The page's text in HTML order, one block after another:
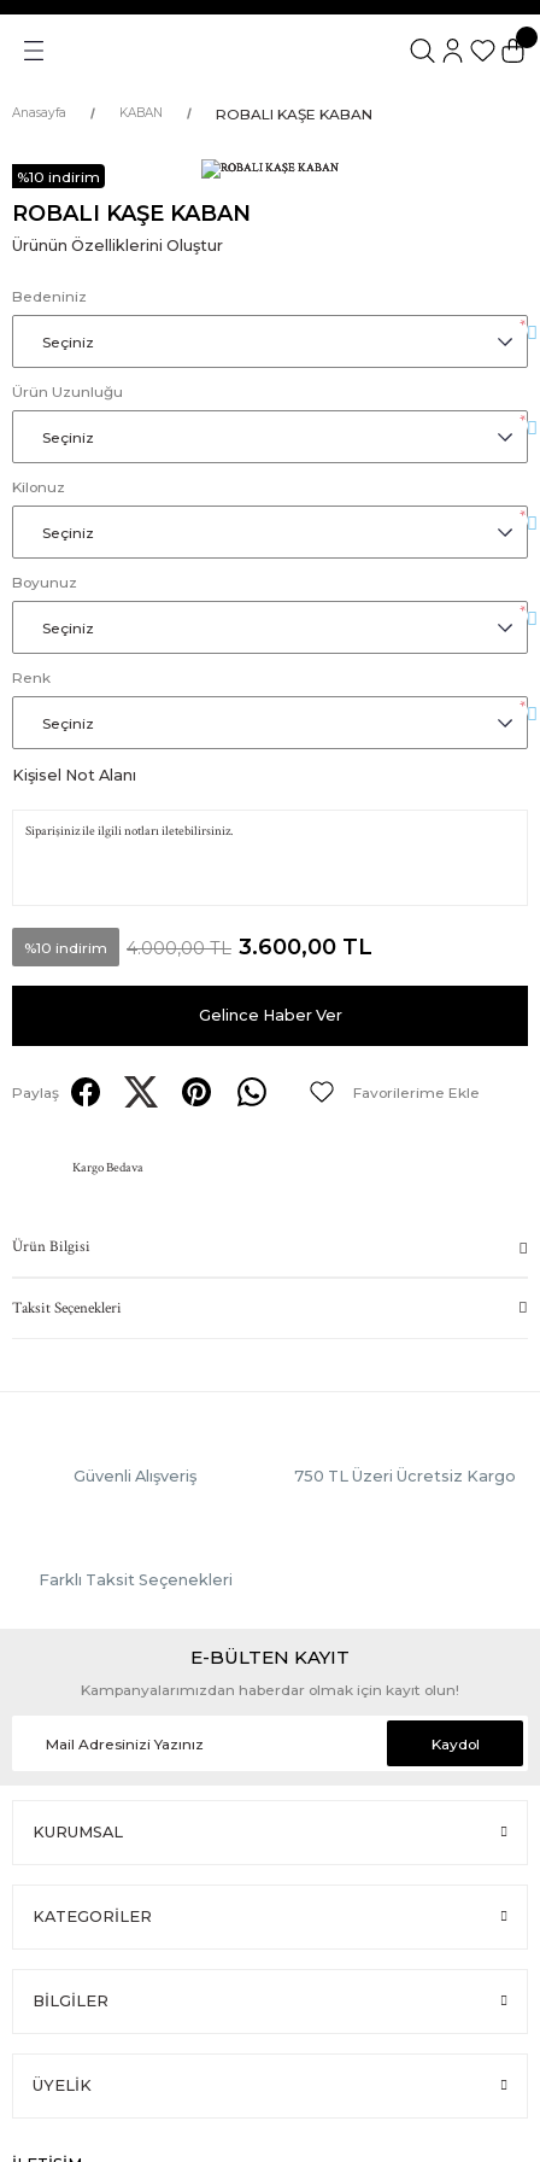
Anasayfa KABAN ROBALI KAŞE KABAN
%10 indirim
ROBALI KAŞE KABAN
Ürünün Özelliklerini Oluştur
Bedeniniz
*
Ürün Uzunluğu
*
Kilonuz
*
Boyunuz
*
Renk
*
Kişisel Not Alanı
%10 indirim 4.000,00 TL 3.600,00 TL
Gelince Haber Ver
Paylaş
Kargo Bedava
Ürün Bilgisi
Taksit Seçenekleri
Güvenli Alışveriş 750 TL Üzeri Ücretsiz Kargo
Farklı Taksit Seçenekleri
E-BÜLTEN KAYIT
Kampanyalarımızdan haberdar olmak için kayıt olun!
Kaydol
KURUMSAL
KATEGORİLER
BİLGİLER
ÜYELİK